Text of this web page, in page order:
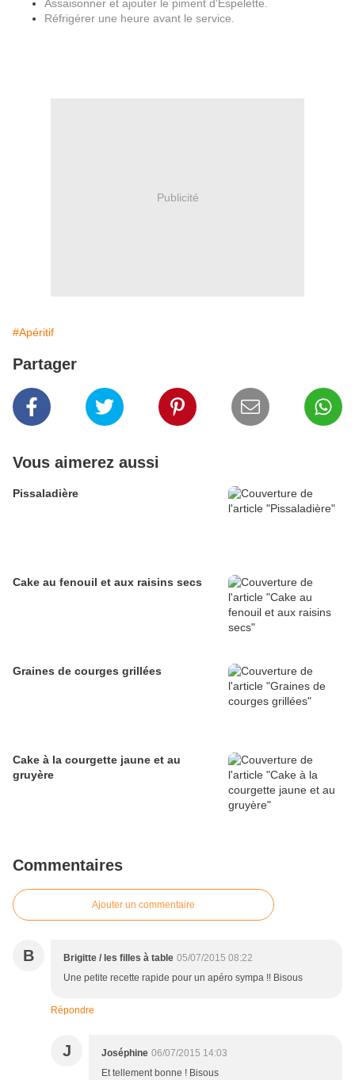
Assaisonner et ajouter le piment d'Espelette.
Réfrigérer une heure avant le service.
Publicité
#Apéritif
Partager
Vous aimerez aussi
Pissaladière
Cake au fenouil et aux raisins secs
Graines de courges grillées
Cake à la courgette jaune et au
gruyère
Commentaires
Ajouter un commentaire
B Brigitte / les filles à table 05/07/2015 08:22
Une petite recette rapide pour un apéro sympa !! Bisous
Répondre
J Joséphine 06/07/2015 14:03
Et tellement bonne ! Bisous